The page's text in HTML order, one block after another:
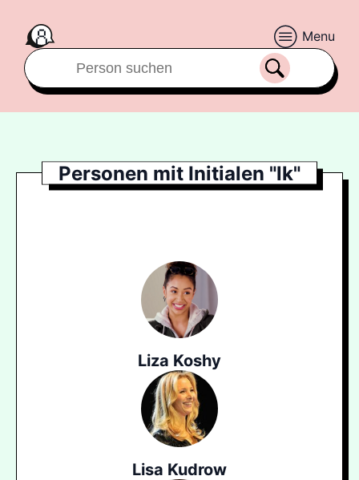
Menu
Personen mit Initialen "lk"
Liza Koshy
Lisa Kudrow